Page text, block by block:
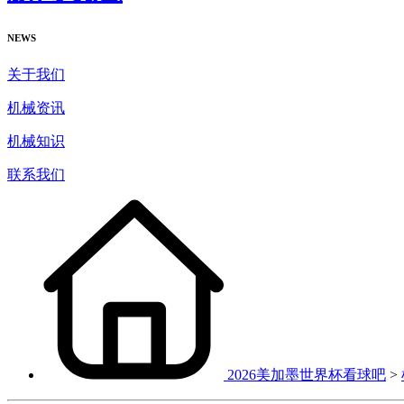
NEWS
关于我们
机械资讯
机械知识
联系我们
2026美加墨世界杯看球吧 >